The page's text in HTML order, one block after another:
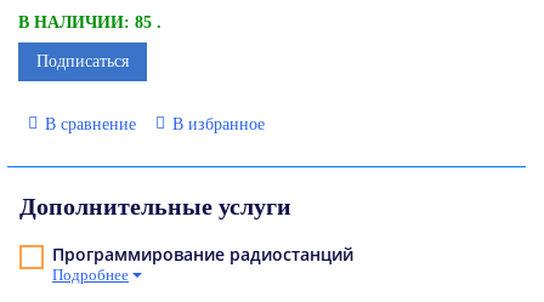
В НАЛИЧИИ: 85 .
Подписаться
В сравнение В избранное
Дополнительные услуги
Программирование радиостанций
Подробнее